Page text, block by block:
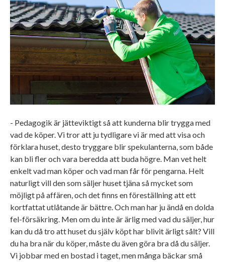
- Pedagogik är jätteviktigt så att kunderna blir trygga med
vad de köper. Vi tror att ju tydligare vi är med att visa och
förklara huset, desto tryggare blir spekulanterna, som både
kan bli fler och vara beredda att buda högre. Man vet helt
enkelt vad man köper och vad man får för pengarna. Helt
naturligt vill den som säljer huset tjäna så mycket som
möjligt på affären, och det finns en föreställning att ett
kortfattat utlåtande är bättre. Och man har ju ändå en dolda
fel-försäkring. Men om du inte är ärlig med vad du säljer, hur
kan du då tro att huset du själv köpt har blivit ärligt sålt? Vill
du ha bra när du köper, måste du även göra bra då du säljer.
Vi jobbar med en bostad i taget, men många bäckar små